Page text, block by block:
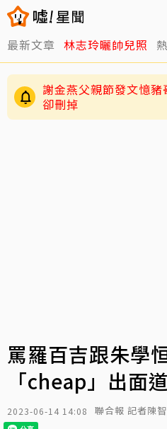
最新文章 林志玲曬帥兒照
練HYROX練到雙手全
謝金燕父親節發文憶
卻刪掉
罵羅百吉跟朱學
「cheap」出面
2023-06-14 14:08 聯合報 記者陳